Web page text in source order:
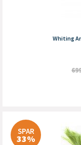
Whiting
SPAR
33%